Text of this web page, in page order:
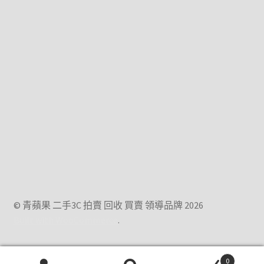
© 青蘋果 二手3C 拍賣 回收 買賣 領導品牌 2026
.
0